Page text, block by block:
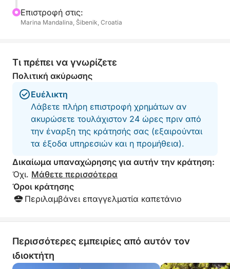
χαλαρώνουν περιτριγυρισμένοι από ανέγγιχτη
φύση. Περιλαμβάνεται εξοπλισμός για κολύμβηση
κόσμο σε ήρεμη, διαφανή θάλασσα.
Αυτή η ιδιωτική εκδρομή έχει να κάνει με την
ευελιξία — μπορείτε να αφιερώσετε περισσότερο
χρόνο κολυμπώντας, εξερευνώντας ένα νησιωτικό
χωριό ή απλώς χαλαρώνοντας στο σκάφος
απολαμβάνοντας τον ήλιο της Αδριατικής. Χωρίς
πλήθη και χωρίς σταθερό πρόγραμμα, η μέρα
ξεδιπλώνεται σύμφωνα με τις επιθυμίες σας.
Ιδανική για επισκέπτες που αναζητούν ιδιωτικότητα,
άνεση και αυθεντική μετάβαση από και προς τα
έναν πραγματικά προσωπικό τρόπο για να
ανακαλύψετε την ομορφιά της ακτογραμμής του
Σίμπενικ.
Επιστροφή στις:
Marina Mandalina, Šibenik, Croatia
Τι πρέπει να γνωρίζετε
Πολιτική ακύρωσης
Ευέλικτη
Λάβετε πλήρη επιστροφή χρημάτων αν
ακυρώσετε τουλάχιστον 24 ώρες πριν από
την έναρξη της κράτησής σας (εξαιρούνται
τα έξοδα υπηρεσιών και η προμήθεια).
Δικαίωμα υπαναχώρησης για αυτήν την κράτηση:
Όχι. Μάθετε περισσότερα
Όροι κράτησης
Περιλαμβάνει επαγγελματία καπετάνιο
Περισσότερες εμπειρίες από αυτόν τον
ιδιοκτήτη